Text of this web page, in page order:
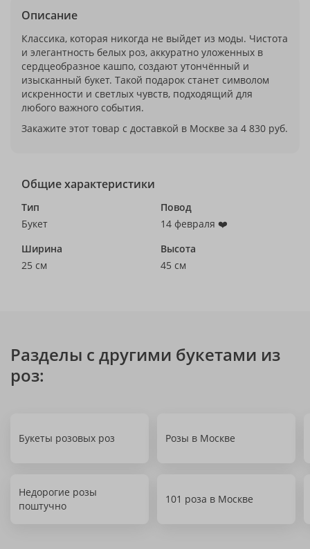
Описание
Классика, которая никогда не выйдет из моды. Чистота
и элегантность белых роз, аккуратно уложенных в
сердцеобразное кашпо, создают утончённый и
изысканный букет. Такой подарок станет символом
искренности и светлых чувств, подходящий для
любого важного события.
Закажите этот товар с доставкой в Москве за 4 830 руб.
Общие характеристики
Тип
Букет
Повод
14 февраля ❤️
Ширина
25 см
Высота
45 см
Разделы с другими букетами из
роз:
Букеты розовых роз Розы в Москве
Недорогие розы
поштучно
101 роза в Москве